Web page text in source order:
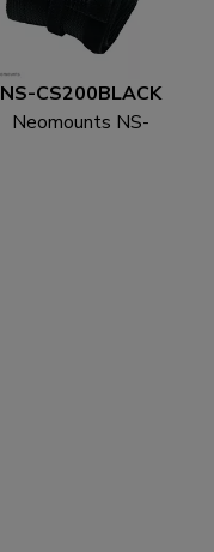
NS-CS200BLACK
Neomounts NS-